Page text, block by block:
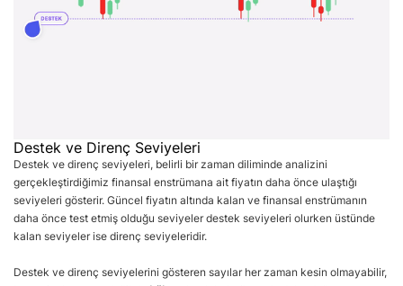
Destek ve Direnç Seviyeleri
Destek ve direnç seviyeleri, belirli bir zaman diliminde analizini
gerçekleştirdiğimiz finansal enstrümana ait fiyatın daha önce ulaştığı
seviyeleri gösterir. Güncel fiyatın altında kalan ve finansal enstrümanın
daha önce test etmiş olduğu seviyeler destek seviyeleri olurken üstünde
kalan seviyeler ise direnç seviyeleridir.
Destek ve direnç seviyelerini gösteren sayılar her zaman kesin olmayabilir,